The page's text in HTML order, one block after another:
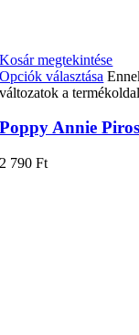
Kosár megtekintése
Opciók választása
változatok a
Poppy Annie
2 790Ft